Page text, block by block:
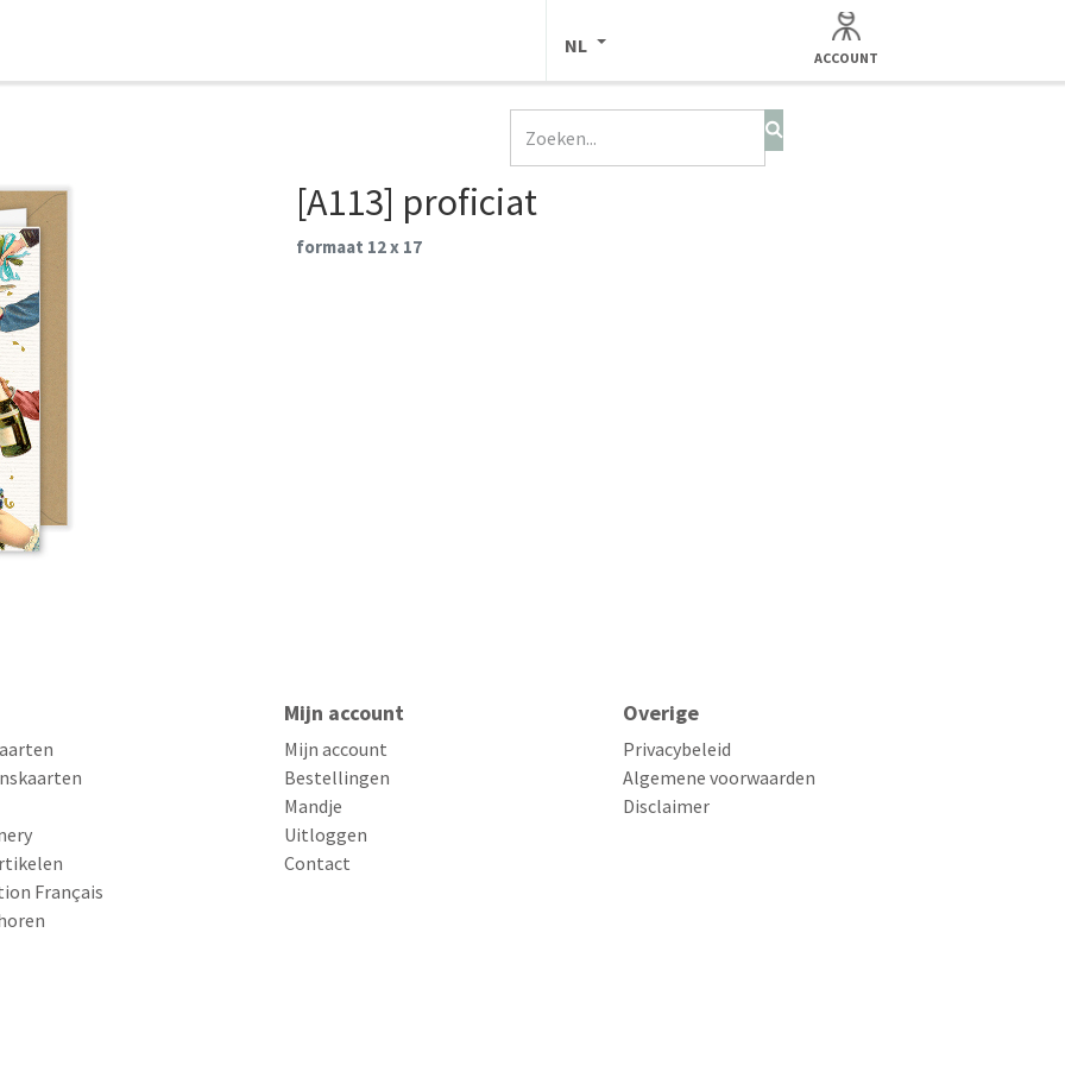
NL
ACCOUNT
[A113] proficiat
formaat 12 x 17
Français
Mijn account
Mijn account
Bestellingen
Mandje
Uitloggen
Contact
Overige
Privacybeleid
Algemene voorwaarden
Disclaimer